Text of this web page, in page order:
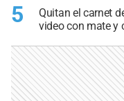
5
Quitan el carnet
video con mate y